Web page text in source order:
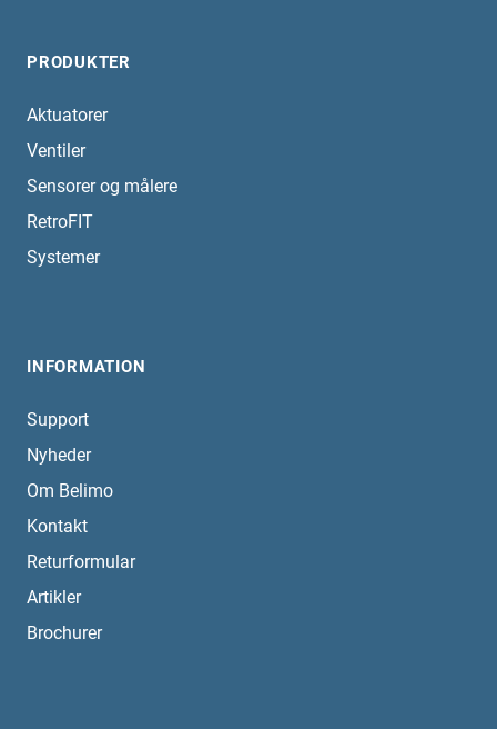
PRODUKTER
Aktuatorer
Ventiler
Sensorer og målere
RetroFIT
Systemer
INFORMATION
Support
Nyheder
Om Belimo
Kontakt
Returformular
Artikler
Brochurer